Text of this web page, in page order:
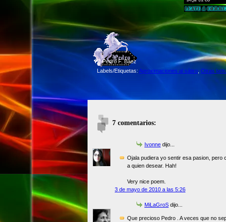
©Pedro F. Báez
Labels/Etiquetas: Aproximaciones al sátiro Otras
7 comentarios:
Ivonne dijo...
Ojala pudiera yo sentir esa pasion, pero
a quien desear. Hah!
Very nice poem.
3 de mayo de 2010 a las 5:26
MiLaGroS dijo...
Que precioso Pedro . A veces que no